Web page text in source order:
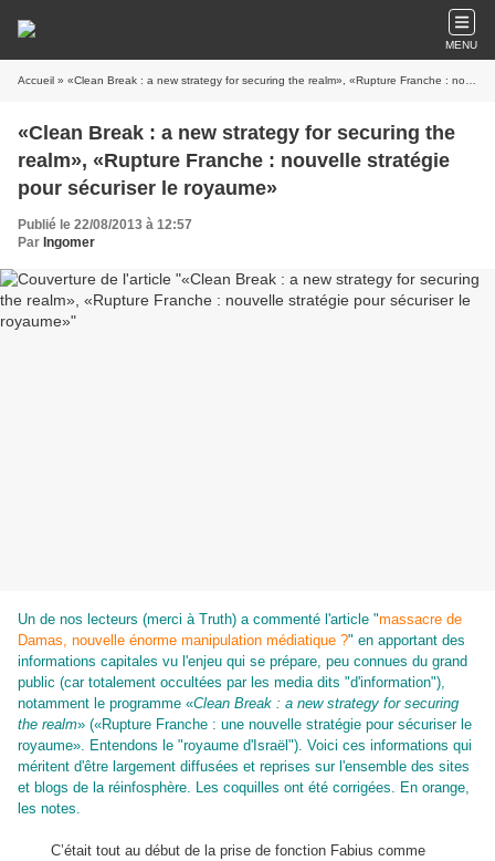
MENU
Accueil » «Clean Break : a new strategy for securing the realm», «Rupture Franche : nouvelle stratégie pour sécuriser le royaume»
«Clean Break : a new strategy for securing the
realm», «Rupture Franche : nouvelle stratégie
pour sécuriser le royaume»
Publié le 22/08/2013 à 12:57
Par Ingomer
Un de nos lecteurs (merci à Truth) a commenté l'article "massacre de
Damas, nouvelle énorme manipulation médiatique ?" en apportant des
informations capitales vu l'enjeu qui se prépare, peu connues du grand
public (car totalement occultées par les media dits "d'information"),
notamment le programme «Clean Break : a new strategy for securing
the realm» («Rupture Franche : une nouvelle stratégie pour sécuriser le
royaume». Entendons le "royaume d'Israël"). Voici ces informations qui
méritent d'être largement diffusées et reprises sur l'ensemble des sites
et blogs de la réinfosphère. Les coquilles ont été corrigées. En orange,
les notes.
C’était tout au début de la prise de fonction Fabius comme